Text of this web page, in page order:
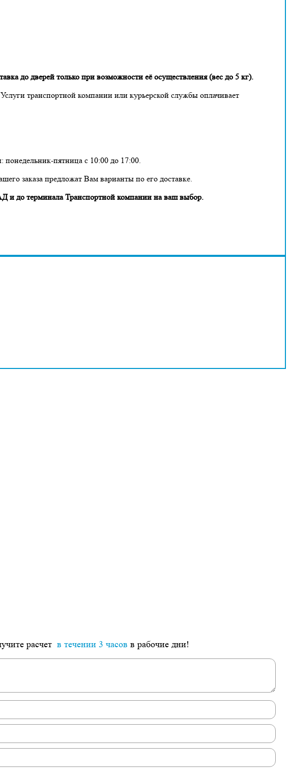
до дверей только при возможности её осуществления (вес до 5 кг).
транспортной компании или курьерской службы оплачивает
пятница с 10:00 до 17:00.
заказа предложат Вам варианты по его доставке.
до терминала Транспортной компании на ваш выбор.
расчет в течении 3 часов в рабочие дни!